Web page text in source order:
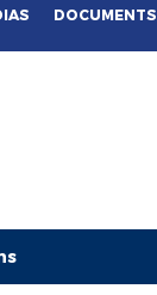
DOCUMENTS